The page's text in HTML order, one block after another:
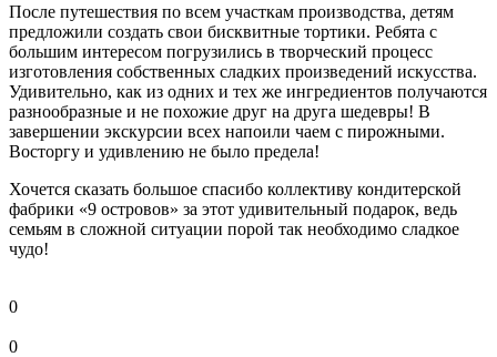
После путешествия по всем участкам производства, детям
предложили создать свои бисквитные тортики. Ребята с
большим интересом погрузились в творческий процесс
изготовления собственных сладких произведений искусства.
Удивительно, как из одних и тех же ингредиентов получаются
разнообразные и не похожие друг на друга шедевры! В
завершении экскурсии всех напоили чаем с пирожными.
Восторгу и удивлению не было предела!
Хочется сказать большое спасибо коллективу кондитерской
фабрики «9 островов» за этот удивительный подарок, ведь
семьям в сложной ситуации порой так необходимо сладкое
чудо!
0
0